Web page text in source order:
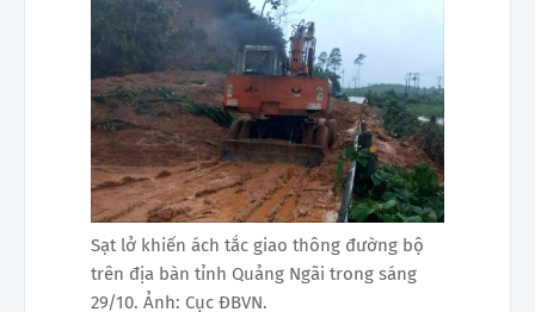
Sạt lở khiến ách tắc giao thông đường bộ
trên địa bàn tỉnh Quảng Ngãi trong sáng
29/10. Ảnh: Cục ĐBVN.